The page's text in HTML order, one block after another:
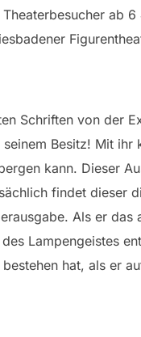
ab
Schriften von der
Besitz! Mit
kann. Dieser
findet dieser
Als er
Lampengeistes
hat, als er